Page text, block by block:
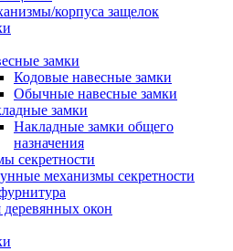
корпуса защелок
замки
Кодовые навесные замки
Обычные навесные замки
замки
Накладные замки общего
назначения
секретности
механизмы секретности
деревянных окон